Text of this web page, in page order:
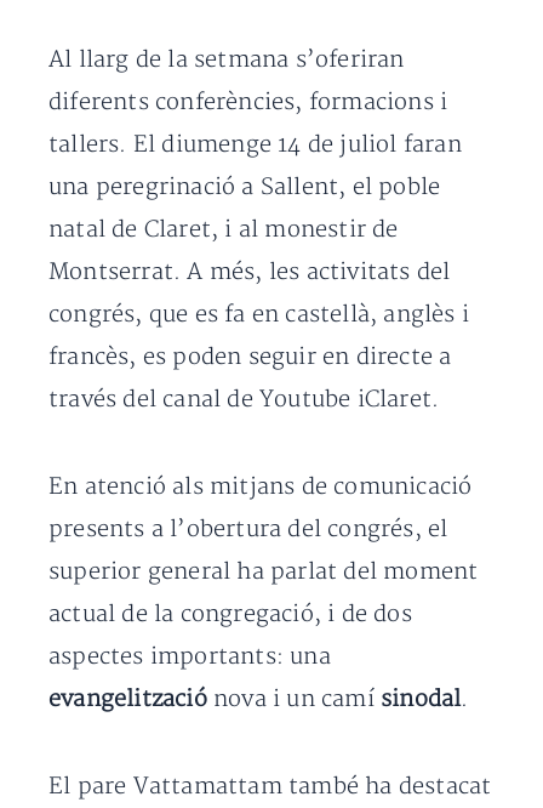
Al llarg de la setmana s’oferiran
diferents conferències, formacions i
tallers. El diumenge 14 de juliol faran
una peregrinació a Sallent, el poble
natal de Claret, i al monestir de
Montserrat. A més, les activitats del
congrés, que es fa en castellà, anglès i
francès, es poden seguir en directe a
través del canal de Youtube iClaret.
En atenció als mitjans de comunicació
presents a l’obertura del congrés, el
superior general ha parlat del moment
actual de la congregació, i de dos
aspectes importants: una
evangelització nova i un camí sinodal.
El pare Vattamattam també ha destacat